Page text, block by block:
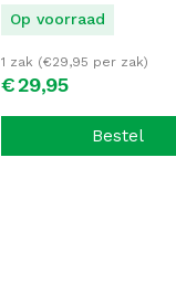
Op voorraad
€29,95
1 zak (€29,95 per zak)
Bestel